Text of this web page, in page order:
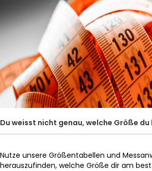
Du weisst nicht genau, welche Größe
Nutze unsere Größentabellen und
herauszufinden, welche Größe dir am